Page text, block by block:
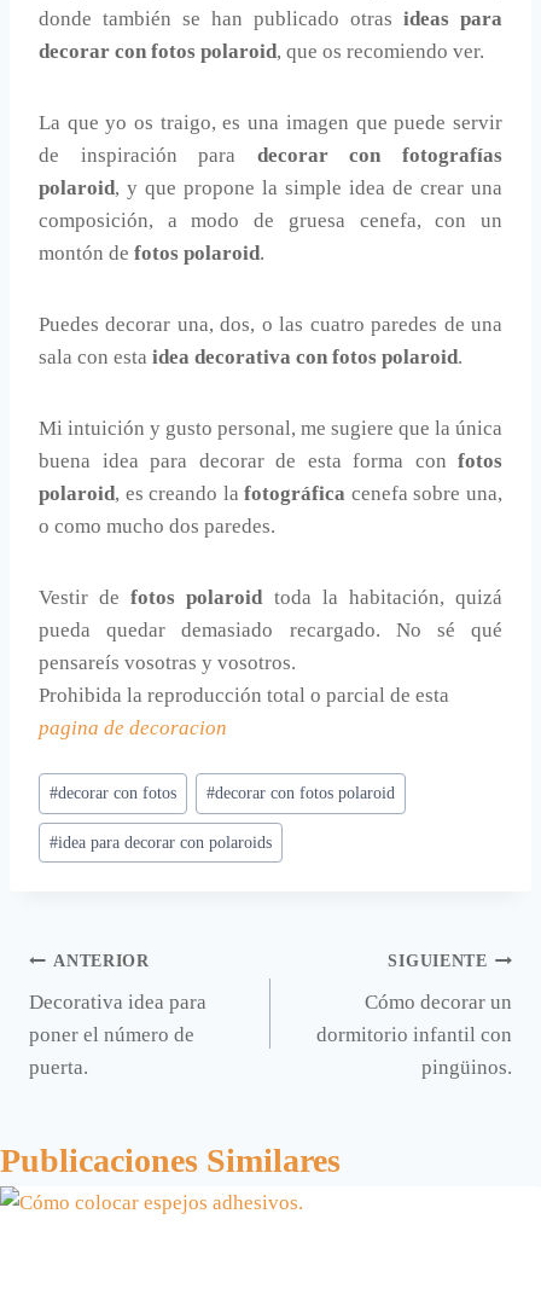
donde también se han publicado otras ideas para
decorar con fotos polaroid, que os recomiendo ver.
La que yo os traigo, es una imagen que puede servir
de inspiración para decorar con fotografías
polaroid, y que propone la simple idea de crear una
composición, a modo de gruesa cenefa, con un
montón de fotos polaroid.
Puedes decorar una, dos, o las cuatro paredes de una
sala con esta idea decorativa con fotos polaroid.
Mi intuición y gusto personal, me sugiere que la única
buena idea para decorar de esta forma con fotos
polaroid, es creando lafotográfica cenefa sobre una,
o como mucho dos paredes.
Vestir defotos polaroidtoda la habitación, quizá
pueda quedar demasiado recargado. No sé qué
pensareís vosotras y vosotros.
Prohibida la reproducción total o parcial de esta
pagina de decoracion
Etiquetas
de
la
#decorar con fotos #decorar con fotos polaroid
#idea para decorar con polaroids
Navegación
de
entradas
ANTERIOR
Decorativa idea para
poner el número de
puerta.
SIGUIENTE
Cómo decorar un
dormitorio infantil con
pingüinos.
Publicaciones Similares